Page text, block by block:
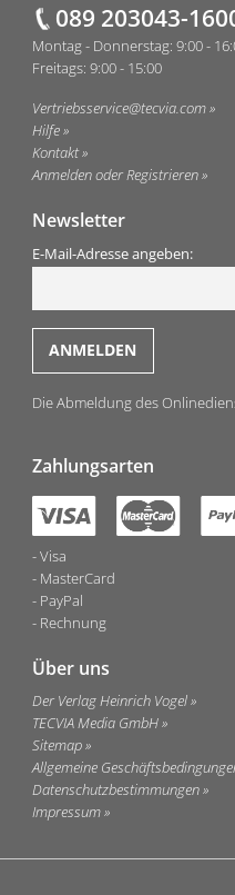
089 203043-
Montag - Donnerstag: 9:00 -
Freitags: 9:00 - 15:00
Vertriebsservice@tecvia.com
Hilfe
Kontakt
Anmelden oder Registrieren
Newsletter
E-Mail-Adresse angeben:
Die Abmeldung des
Zahlungsarten
Visa
MasterCard
PayPal
Rechnung
Über uns
Der Verlag Heinrich Vogel
TECVIA Media GmbH
Sitemap
Allgemeine
Datenschutzbestimmungen
Impressum